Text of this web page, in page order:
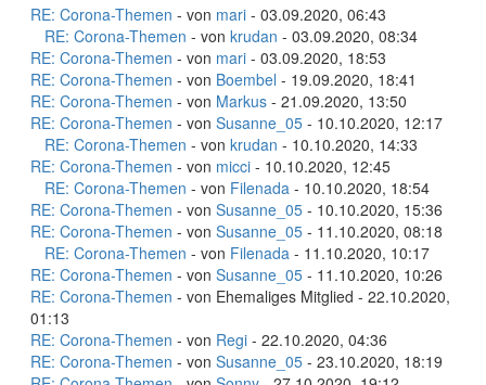
RE: Corona-Themen - von mari - 03.09.2020, 06:43
RE: Corona-Themen - von krudan - 03.09.2020, 08:34
RE: Corona-Themen - von mari - 03.09.2020, 18:53
RE: Corona-Themen - von Boembel - 19.09.2020, 18:41
RE: Corona-Themen - von Markus - 21.09.2020, 13:50
RE: Corona-Themen - von Susanne_05 - 10.10.2020, 12:17
RE: Corona-Themen - von krudan - 10.10.2020, 14:33
RE: Corona-Themen - von micci - 10.10.2020, 12:45
RE: Corona-Themen - von Filenada - 10.10.2020, 18:54
RE: Corona-Themen - von Susanne_05 - 10.10.2020, 15:36
RE: Corona-Themen - von Susanne_05 - 11.10.2020, 08:18
RE: Corona-Themen - von Filenada - 11.10.2020, 10:17
RE: Corona-Themen - von Susanne_05 - 11.10.2020, 10:26
RE: Corona-Themen - von Ehemaliges Mitglied - 22.10.2020,
01:13
RE: Corona-Themen - von Regi - 22.10.2020, 04:36
RE: Corona-Themen - von Susanne_05 - 23.10.2020, 18:19